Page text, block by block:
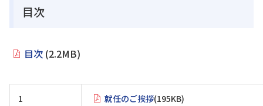
目次
目次 (2.2MB)
1 就任のご挨拶(195KB)